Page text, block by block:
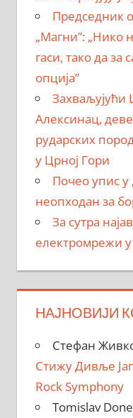
Председник
„Магни”: „Нико
гаси, тако да за
опција”
Захваљујући
Алексинац,
рударских
у Црној Гори
Почео упис у
неопходан за
За сутра
електромрежи
НАЈНОВИЈИ
Стефан
Стижу Дивље
Rock Symphony
Tomislav